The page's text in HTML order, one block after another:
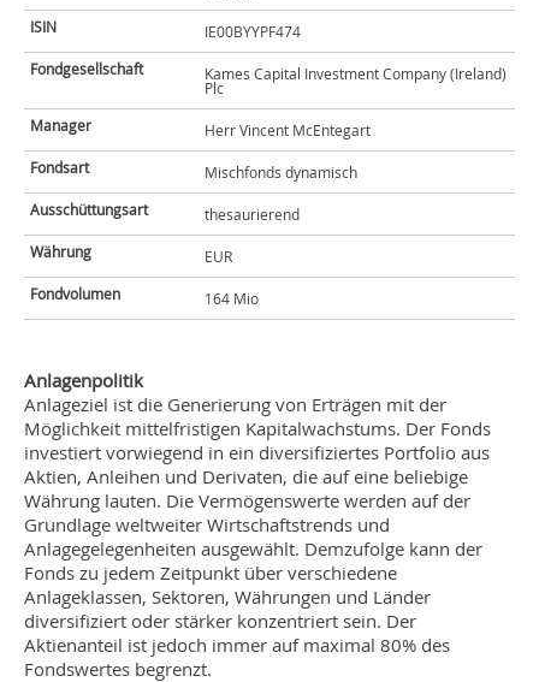
ISIN
IE00BYYPF474
Fondgesellschaft
Kames Capital Investment Company (Ireland)
Plc
Manager
Herr Vincent McEntegart
Fondsart
Mischfonds dynamisch
Ausschüttungsart
thesaurierend
Währung
EUR
Fondvolumen
164 Mio
Anlagenpolitik
Anlageziel ist die Generierung von Erträgen mit der
Möglichkeit mittelfristigen Kapitalwachstums. Der Fonds
investiert vorwiegend in ein diversifiziertes Portfolio aus
Aktien, Anleihen und Derivaten, die auf eine beliebige
Währung lauten. Die Vermögenswerte werden auf der
Grundlage weltweiter Wirtschaftstrends und
Anlagegelegenheiten ausgewählt. Demzufolge kann der
Fonds zu jedem Zeitpunkt über verschiedene
Anlageklassen, Sektoren, Währungen und Länder
diversifiziert oder stärker konzentriert sein. Der
Aktienanteil ist jedoch immer auf maximal 80% des
Fondswertes begrenzt.